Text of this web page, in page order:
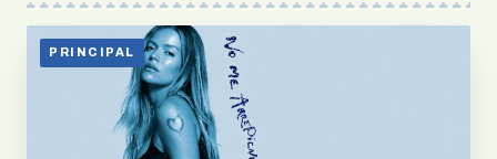
PRINCIPAL